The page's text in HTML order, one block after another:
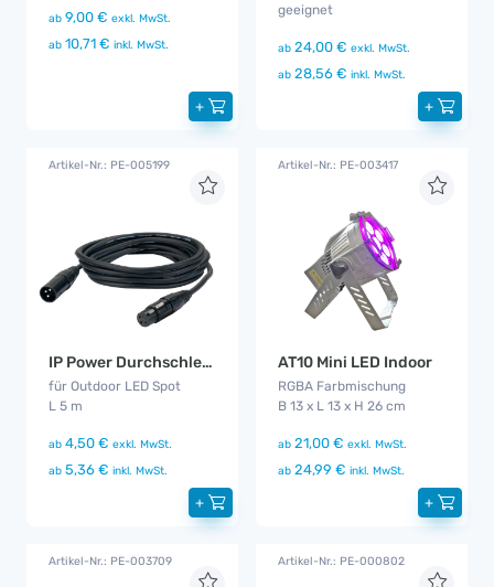
ab 9,00 € exkl. MwSt.
ab 10,71 € inkl. MwSt.
+
geeignet
ab 24,00 € exkl. MwSt.
ab 28,56 € inkl. MwSt.
+
Artikel-Nr.: PE-005199
IP Power Durchschleifkabel 5 m
für Outdoor LED Spot
L 5 m
ab 4,50 € exkl. MwSt.
ab 5,36 € inkl. MwSt.
+
Artikel-Nr.: PE-003417
AT10 Mini LED Indoor
RGBA Farbmischung
B 13 x L 13 x H 26 cm
ab 21,00 € exkl. MwSt.
ab 24,99 € inkl. MwSt.
+
Artikel-Nr.: PE-003709 Artikel-Nr.: PE-000802